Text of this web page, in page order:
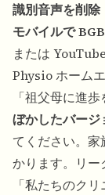
識別音声を削除
モバイルで
または
Physio ホーム
「祖父母に進
ぼかしたバージ
てください。
かります。リー
「私たちのク